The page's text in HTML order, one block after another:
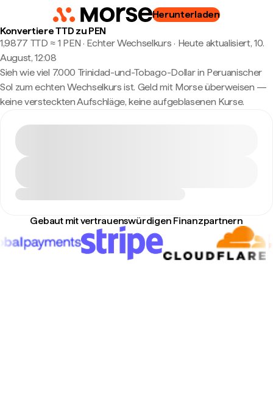
Herunterladen
Konvertiere TTD zu PEN
1,9877 TTD ≈ 1 PEN · Echter Wechselkurs · Heute aktualisiert, 10.
August, 12:08
Sieh wie viel 7.000 Trinidad-und-Tobago-Dollar in Peruanischer
Sol zum echten Wechselkurs ist. Geld mit Morse überweisen —
keine versteckten Aufschläge, keine aufgeblasenen Kurse.
Gebaut mit vertrauenswürdigen Finanzpartnern